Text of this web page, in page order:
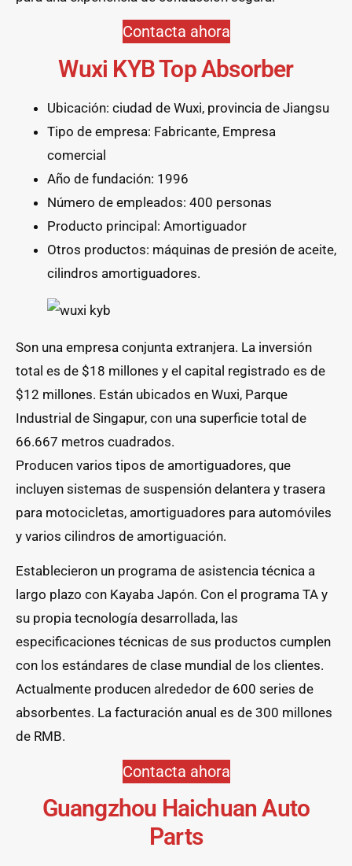
Contacta ahora
Wuxi KYB Top Absorber
Ubicación: ciudad de Wuxi, provincia de Jiangsu
Tipo de empresa: Fabricante, Empresa
comercial
Año de fundación: 1996
Número de empleados: 400 personas
Producto principal: Amortiguador
Otros productos: máquinas de presión de aceite,
cilindros amortiguadores.
Son una empresa conjunta extranjera. La inversión
total es de $18 millones y el capital registrado es de
$12 millones. Están ubicados en Wuxi, Parque
Industrial de Singapur, con una superficie total de
66.667 metros cuadrados.
Producen varios tipos de amortiguadores, que
incluyen sistemas de suspensión delantera y trasera
para motocicletas, amortiguadores para automóviles
y varios cilindros de amortiguación.
Establecieron un programa de asistencia técnica a
largo plazo con Kayaba Japón. Con el programa TA y
su propia tecnología desarrollada, las
especificaciones técnicas de sus productos cumplen
con los estándares de clase mundial de los clientes.
Actualmente producen alrededor de 600 series de
absorbentes. La facturación anual es de 300 millones
de RMB.
Contacta ahora
Guangzhou Haichuan Auto
Parts